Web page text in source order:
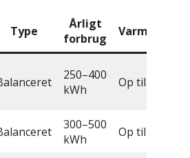
Type
Årligt
forbrug
250–400
kWh
Op til 90 %
300–500
kWh
Op til 92 %